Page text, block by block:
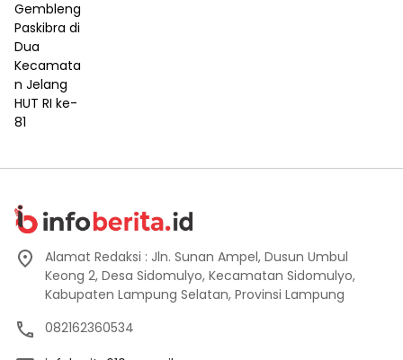
Alamat Redaksi : Jln. Sunan Ampel, Dusun Umbul
Keong 2, Desa Sidomulyo, Kecamatan Sidomulyo,
Kabupaten Lampung Selatan, Provinsi Lampung
082162360534